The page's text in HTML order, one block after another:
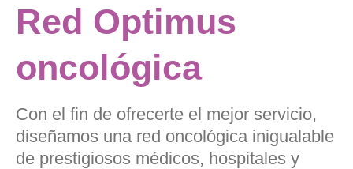
Red Optimus
oncológica
Con el fin de ofrecerte el mejor servicio,
diseñamos una red oncológica inigualable
de prestigiosos médicos, hospitales y